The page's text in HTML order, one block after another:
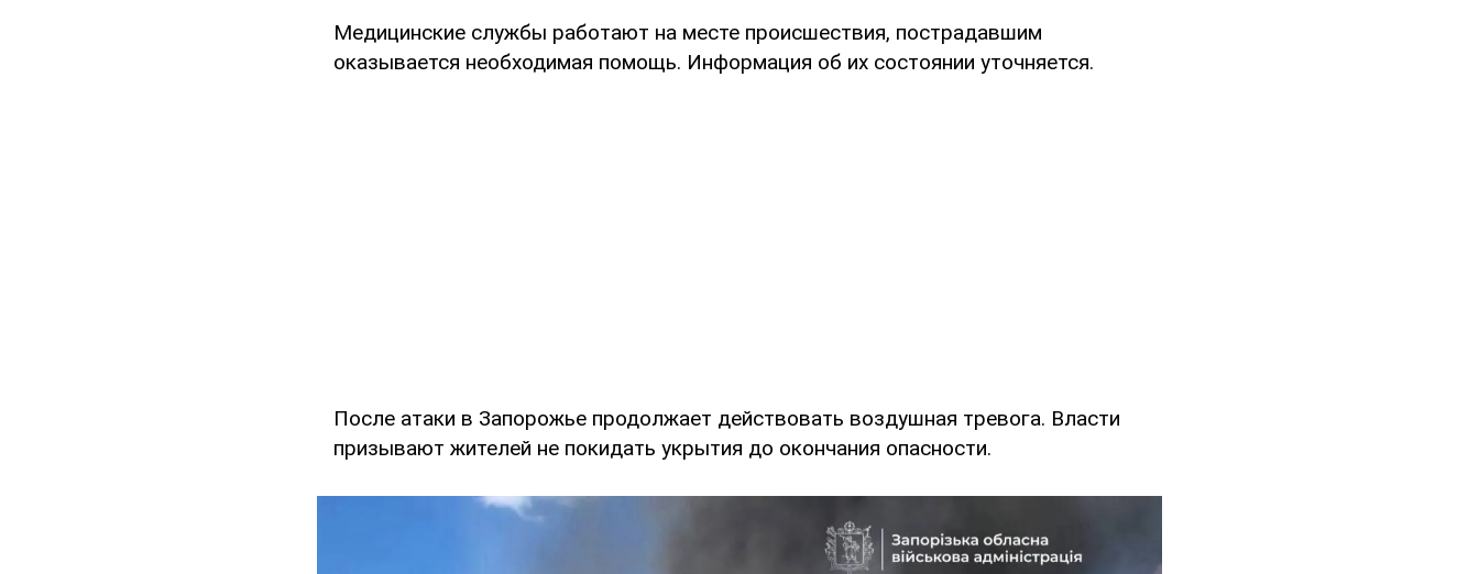
Медицинские службы работают на месте происшествия, пострадавшим
оказывается необходимая помощь. Информация об их состоянии уточняется.
После атаки в Запорожье продолжает действовать воздушная тревога. Власти
призывают жителей не покидать укрытия до окончания опасности.